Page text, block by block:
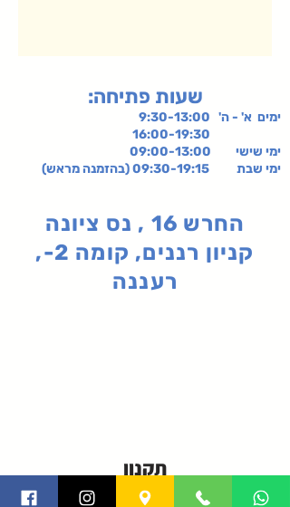
:שעות פתיחה
ימים א' - ה' 9:30-13:00
ימי שישי 09:00-13:00
ימי שבת 09:30-19:15 (בהזמנה מראש)
החרש 16 , נס ציונה
קניון רננים, קומה 2-,
רעננה
תקנון